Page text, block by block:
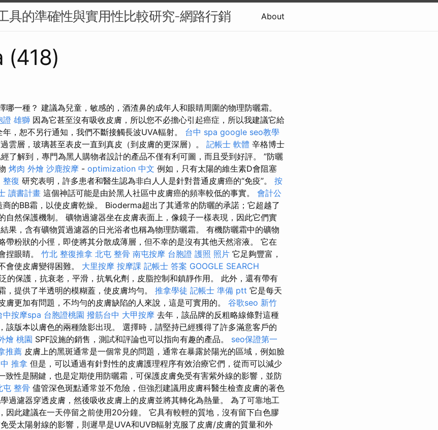
具的準確性與實用性比較研究-網路行銷 About
(418)
哪一種？ 建議為兒童，敏感的，酒渣鼻的成年人和眼睛周圍的物理防曬霜。
證 雄獅 因為它甚至沒有吸收皮膚，所以您不必擔心引起癌症，所以我建議它給
年，恕不另行通知，我們不斷接觸長波UVA輻射。 台中 spa google seo教學
雲層，玻璃甚至表皮一直到真皮（到皮膚的更深層）。 記帳士 軟體 辛格博士
了解到，專門為黑人購物者設計的產品不僅有利可圖，而且受到好評。 ”防曬
烤肉 外燴 沙鹿按摩 - optimization 中文 例如，只有太陽的維生素D會阻塞
整復 研究表明，許多患者和醫生認為非白人人是針對普通皮膚癌的“免疫”。 按
讀書計畫 這個神話可能是由於黑人社區中皮膚癌的頻率較低的事實。 會計公
商的BB霜，以使皮膚乾燥。 Bioderma超出了其通常的防曬的承諾；它超越了
自然保護機制。 礦物過濾器坐在皮膚表面上，像鏡子一樣表現，因此它們實
果，含有礦物質過濾器的日光浴者也稱為物理防曬霜。 有機防曬霜中的礦物
帶粉狀的小徑，即使將其分散成薄層，但不幸的是沒有其他天然溶液。 它在
捏眼睛。 竹北 整復推拿 北屯 整骨 南屯按摩 台胞證 護照 照片 它足夠豐富，
會使皮膚變得困難。 大里按摩 按摩課 記帳士 答案 GOOGLE SEARCH
的保護，抗衰老，平滑，抗氧化劑，皮脂控制和鎮靜作用。 此外，還有帶有
，提供了半透明的模糊蓋，使皮膚均勻。 推拿學徒 記帳士 準備 ptt 它是每天
膚更加有問題，不均勻的皮膚缺陷的人來說，這是可實用的。 谷歌seo 新竹
中按摩spa 台胞證桃園 撥筋台中 大甲按摩 去年，該品牌的反粗略線條對這種
該版本以膚色的兩種陰影出現。 選擇時，請堅持已經獲得了許多滿意客戶的
燴 桃園 SPF設施的銷售，測試和評論也可以指向有趣的產品。 seo保證第一
推薦 皮膚上的黑斑通常是一個常見的問題，通常在暴露於陽光的區域，例如臉
推拿 但是，可以通過有針對性的皮膚護理程序有效治療它們，從而可以減少
致性是關鍵，也是定期使用防曬霜，可保護皮膚免受有害紫外線的影響，並防
屯 整骨 儘管深色斑點通常並不危險，但強烈建議用皮膚科醫生檢查皮膚的著色
過濾器穿透皮膚，然後吸收皮膚上的皮膚並將其轉化為熱量。 為了可靠地工
因此建議在一天停留之前使用20分鐘。 它具有較輕的質地，沒有留下白色膠
受太陽射線的影響，則遲早是UVA和UVB輻射克服了皮膚/皮膚的質量和外